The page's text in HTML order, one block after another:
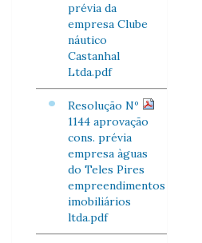
prévia da
empresa Clube
náutico
Castanhal
Ltda.pdf
Resolução Nº
1144 aprovação
cons. prévia
empresa àguas
do Teles Pires
empreendimentos
imobiliários
ltda.pdf